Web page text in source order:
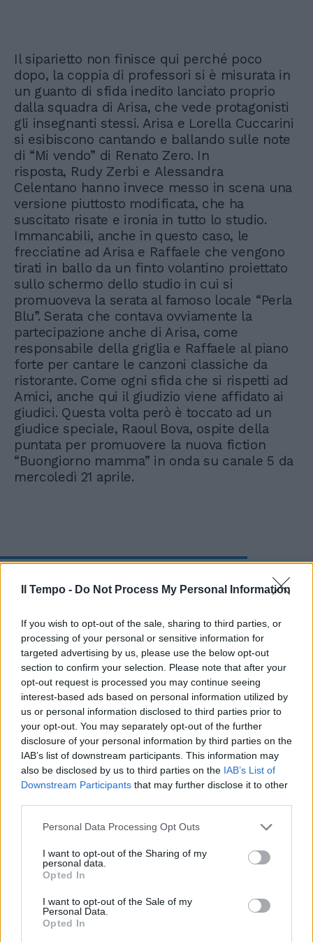
Il Tempo - Do Not Process My Personal Information
If you wish to opt-out of the sale, sharing to third parties, or
processing of your personal or sensitive information for
targeted advertising by us, please use the below opt-out
section to confirm your selection. Please note that after your
opt-out request is processed you may continue seeing
interest-based ads based on personal information utilized by
us or personal information disclosed to third parties prior to
your opt-out. You may separately opt-out of the further
disclosure of your personal information by third parties on the
IAB’s list of downstream participants. This information may
also be disclosed by us to third parties on the IAB’s List of
Downstream Participants that may further disclose it to other
Personal Data Processing Opt Outs
I want to opt-out of the Sharing of my
personal data.
Opted In
I want to opt-out of the Sale of my
Personal Data.
Opted In
Il siparietto non finisce qui perché poco
dopo, la coppia di professori si è misurata in
un guanto di sfida inedito lanciato proprio
dalla squadra di Arisa, che vede protagonisti
gli insegnanti stessi. Arisa e Lorella Cuccarini
si esibiscono cantando e ballando sulle note
di “Mi vendo” di Renato Zero. In
risposta, Rudy Zerbi e Alessandra
Celentano hanno invece messo in scena una
versione piuttosto modificata, che ha
suscitato risate e ironia in tutto lo studio.
Immancabili, anche in questo caso, le
frecciatine ad Arisa e Raffaele che vengono
tirati in ballo da un finto volantino proiettato
sullo schermo dello studio in cui si
promuoveva la serata al famoso locale “Perla
Blu”. Serata che contava ovviamente la
partecipazione anche di Arisa, come
responsabile della griglia e Raffaele al piano
forte per cantare le canzoni classiche da
ristorante. Come ogni sfida che si rispetti ad
Amici, anche qui il giudizio viene affidato ai
giudici. Questa volta però è toccato ad un
giudice speciale, Raoul Bova, ospite della
puntata per promuovere la nuova fiction
“Buongiorno mamma” in onda su canale 5 da
mercoledì 21 aprile.
Lacrime in studio ad Amici. La
piccola Olivia conquista tutti